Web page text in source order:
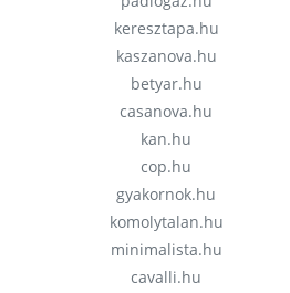
keresztapa.hu
kaszanova.hu
betyar.hu
casanova.hu
kan.hu
cop.hu
gyakornok.hu
komolytalan.hu
minimalista.hu
cavalli.hu